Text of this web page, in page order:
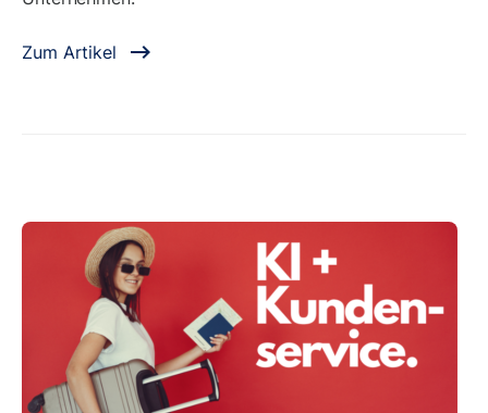
Zum Artikel